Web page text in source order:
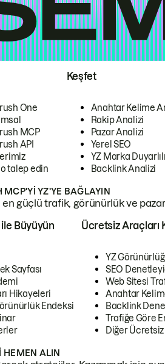
One
MCP
API
talep edin
Keşfet
Anahtar Kelime
Rakip Analizi
Pazar Analizi
Yerel SEO
YZ Marka
Backlink Analizi
MCP'YI YZ'YE BAĞLAYIN
en güçlü trafik, görünürlük ve
Büyüyün
Sayfası
Hikayeleri
Endeksi
Ücretsiz Araçları
YZ
SEO
Web Sitesi
Anahtar
Backlink
Trafiğe Göre
Diğer
HEMEN ALIN